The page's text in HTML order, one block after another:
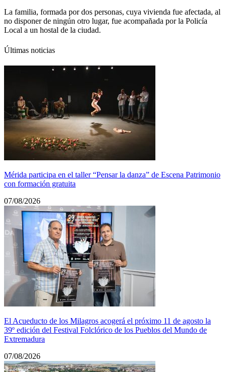
La familia, formada por dos personas, cuya vivienda fue afectada, al
no disponer de ningún otro lugar, fue acompañada por la Policía
Local a un hostal de la ciudad.
Últimas noticias
Mérida participa en el taller “Pensar la danza” de Escena Patrimonio
con formación gratuita
07/08/2026
El Acueducto de los Milagros acogerá el próximo 11 de agosto la
39º edición del Festival Folclórico de los Pueblos del Mundo de
Extremadura
07/08/2026